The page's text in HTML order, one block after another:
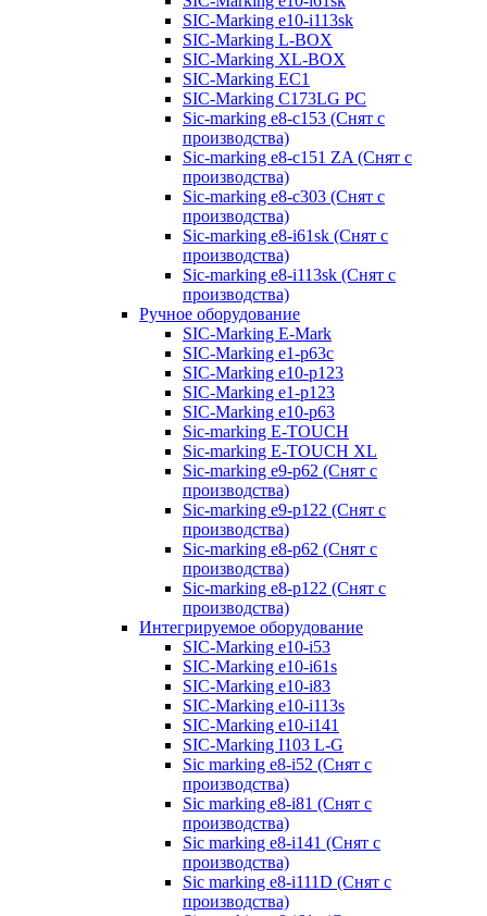
SIC-Marking e10-i113sk
SIC-Marking L-BOX
SIC-Marking XL-BOX
SIC-Marking EC1
SIC-Marking C173LG PC
Sic-marking e8-c153 (Снят с
производства)
Sic-marking e8-c151 ZA (Снят с
производства)
Sic-marking e8-c303 (Снят с
производства)
Sic-marking e8-i61sk (Снят с
производства)
Sic-marking e8-i113sk (Снят с
производства)
Ручное оборудование
SIC-Marking E-Mark
SIC-Marking e1-p63с
SIC-Marking e10-p123
SIC-Marking e1-p123
SIC-Marking e10-p63
Sic-marking E-TOUCH
Sic-marking E-TOUCH XL
Sic-marking e9-p62 (Снят с
производства)
Sic-marking e9-p122 (Снят с
производства)
Sic-marking e8-p62 (Снят с
производства)
Sic-marking e8-p122 (Снят с
производства)
Интегрируемое оборудование
SIC-Marking e10-i53
SIC-Marking e10-i61s
SIC-Marking e10-i83
SIC-Marking e10-i113s
SIC-Marking e10-i141
SIC-Marking I103 L-G
Sic marking e8-i52 (Снят с
производства)
Sic marking e8-i81 (Снят с
производства)
Sic marking e8-i141 (Снят с
производства)
Sic marking e8-i111D (Снят с
производства)